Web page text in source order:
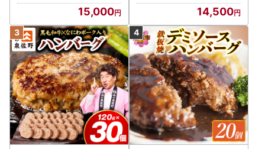
15,000 14,500